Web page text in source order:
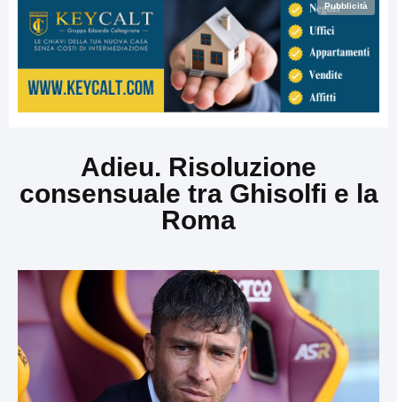
Pubblicità
Adieu. Risoluzione
consensuale tra Ghisolfi e la
Roma